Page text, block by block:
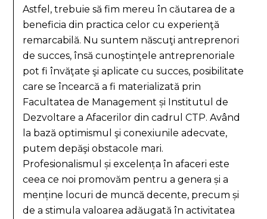
Astfel, trebuie să fim mereu în căutarea de a
beneficia din practica celor cu experienţă
remarcabilă. Nu suntem născuţi antreprenori
de succes, însă cunoştinţele antreprenoriale
pot fi învăţate şi aplicate cu succes, posibilitate
care se încearcă a fi materializată prin
Facultatea de Management și Institutul de
Dezvoltare a Afacerilor din cadrul CTP. Având
la bază optimismul şi conexiunile adecvate,
putem depăşi obstacole mari.
Profesionalismul și excelența în afaceri este
ceea ce noi promovăm pentru a genera și a
menține locuri de muncă decente, precum și
de a stimula valoarea adăugată în activitatea